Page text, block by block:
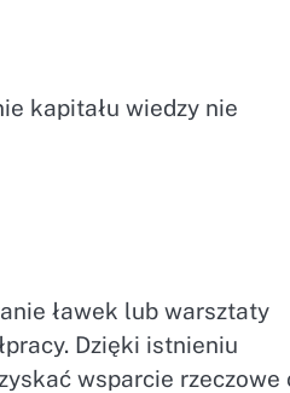
kapitału wiedzy nie
ławek lub warsztaty
Dzięki istnieniu
wsparcie rzeczowe